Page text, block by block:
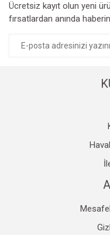
Ürün resmi
Ürün açıklamasında
Ücretsiz kayıt olun yeni
fırsatlardan anında